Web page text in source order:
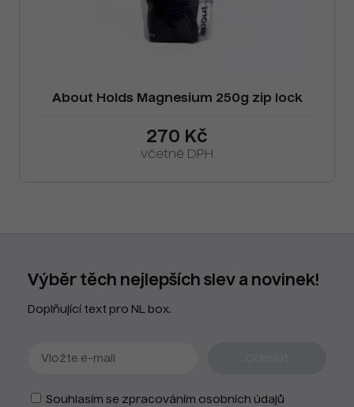
About Holds Magnesium 250g zip lock
270 Kč
včetně DPH
Výběr těch nejlepších slev a novinek!
Doplňující text pro NL box.
Souhlasím se zpracováním osobních údajů